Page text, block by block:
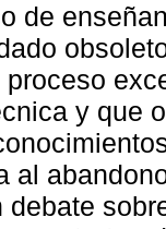
de
y que
al
debate